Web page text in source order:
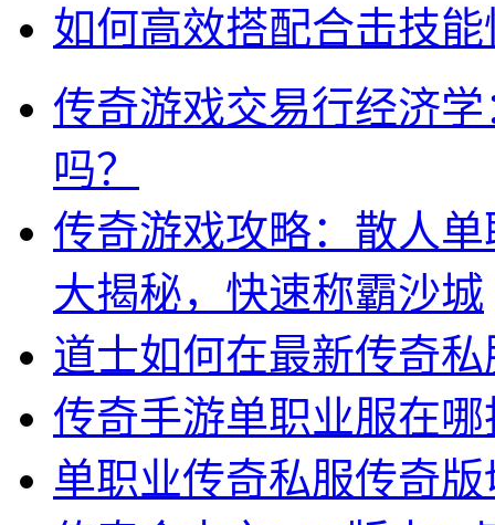
如何高效搭配合击技能
传奇游戏交易行经济
吗？
传奇游戏攻略：散人
大揭秘，快速称霸沙城
道士如何在最新传奇
传奇手游单职业服在
单职业传奇私服传奇